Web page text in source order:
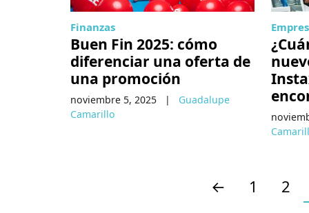
Finanzas
Buen Fin 2025: cómo
diferenciar una oferta de
una promoción
noviembre 5, 2025 |
Guadalupe
Camarillo
← 1 2